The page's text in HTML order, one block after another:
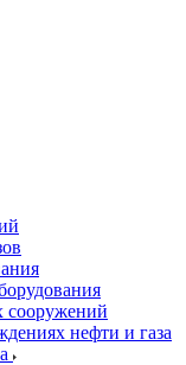
сооружений
нефти и газа